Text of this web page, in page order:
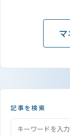
などに活用
記事を検索